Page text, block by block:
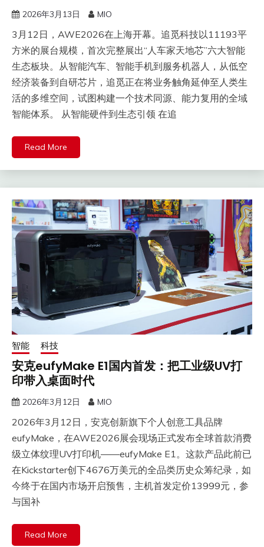
2026年3月13日 MIO
3月12日，AWE2026在上海开幕。追觅科技以11193平
方米的展台规模，首次完整展出“人车家天地芯”六大智能
生态板块。从智能汽车、智能手机到服务机器人，从低空
经济装备到自研芯片，追觅正在将业务触角延伸至人类生
活的多维空间，试图构建一个技术同源、能力复用的全域
智能体系。 从智能硬件到生态引领 在追
Read More
智能 科技
安克eufyMake E1国内首发：把工业级UV打
印带入桌面时代
2026年3月12日 MIO
2026年3月12日，安克创新旗下个人创意工具品牌
eufyMake，在AWE2026展会现场正式发布全球首款消费
级立体纹理UV打印机——eufyMake E1。这款产品此前已
在Kickstarter创下4676万美元的全品类历史众筹纪录，如
今终于在国内市场开启预售，主机首发定价13999元，参
与国补
Read More